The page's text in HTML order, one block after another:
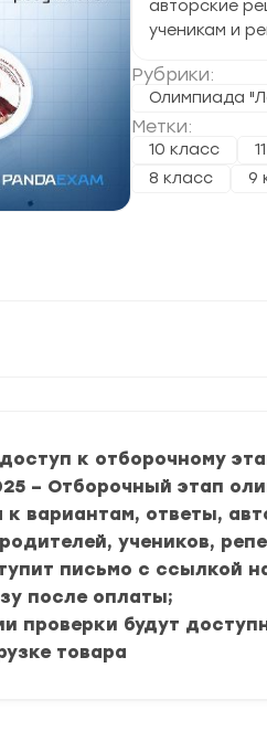
авторские
ученикам и
Рубрики:
Олимпиада
Метки:
10 класс
8 класс
9
к отборочному
– Отборочный этап
к вариантам, ответы,
учеников,
письмо с ссылкой
после оплаты;
проверки будут
товара